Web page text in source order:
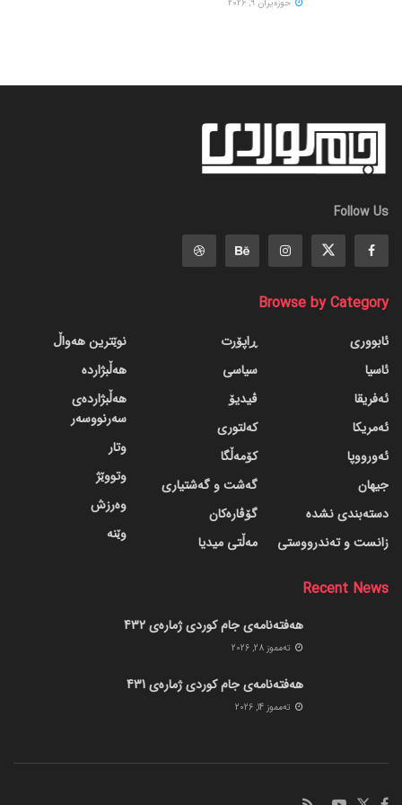
حوزه‌یران 9, 2026
Follow Us
Browse by Category
ئابووری
ئاسیا
ئەفریقا
ئەمریکا
ئەورووپا
جیهان
دسته‌بندی نشده
زانست و تەندرووستی
ڕاپۆرت
سیاسی
ڤیدیۆ
کەلتوری
کۆمەڵگا
گه‌شت و گه‌شتیاری
گۆڤاره‌کان
مەڵتی میدیا
نوێترین هەواڵ
هەڵبژاردە
هەڵبژاردەی
سەرنووسەر
وتار
وتووێژ
وەرزش
وێنە
Recent News
هەفتەنامەی جام کوردی ژمارەی 432
ته‌مموز 28, 2026
هەفتەنامەی جام کوردی ژمارەی 431
ته‌مموز 14, 2026